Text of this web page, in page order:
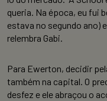
queria. Na época, eu fui
estava no segundo ano)
relembra Gabi.
Para Ewerton, decidir
também na capital. O
desfez e ele abraçou o